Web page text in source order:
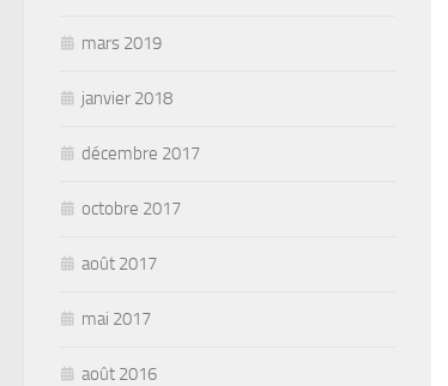
mars 2019
janvier 2018
décembre 2017
octobre 2017
août 2017
mai 2017
août 2016